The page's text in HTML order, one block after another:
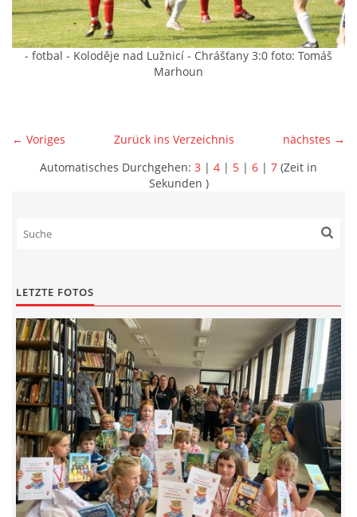
- fotbal - Koloděje nad Lužnicí - Chrášťany 3:0 foto: Tomáš
Marhoun
← Voriges nächstes →
Zurück ins Verzeichnis
Automatisches Durchgehen: 3 | 4 | 5 | 6 | 7 (Zeit in
Sekunden )
LETZTE FOTOS